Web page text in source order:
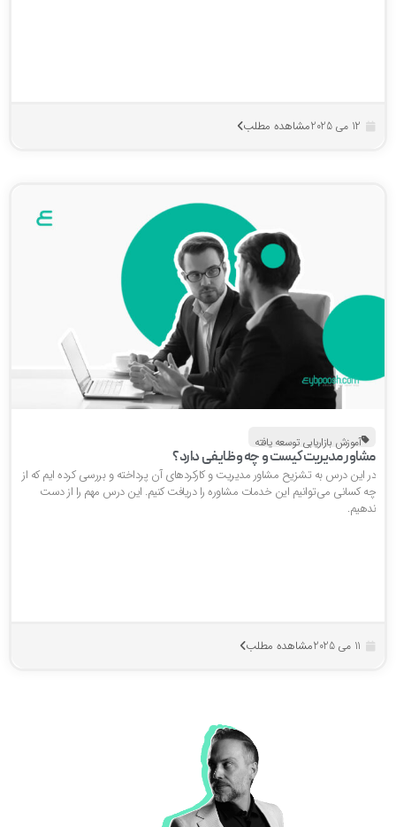
مشاهده مطلب
آموزش بازاریابی توسعه یافته
مدیریت کیست و چه وظایفی دارد؟
این درس به تشزیح مشاور مدیریت و کارکردهای آن پرداخته و بررسی کرده ایم که از
کسانی می‌توانیم این خدمات مشاوره را دریافت کنیم. این درس مهم را از دست
مشاهده مطلب